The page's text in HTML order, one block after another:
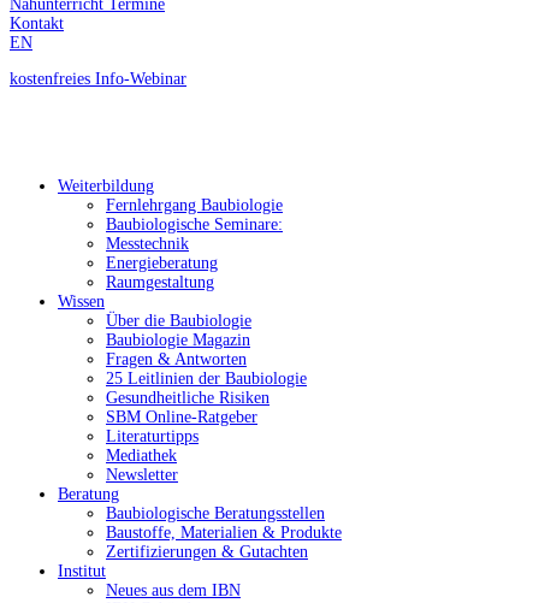
Nahunterricht Termine
Kontakt
EN
kostenfreies Info-Webinar
Weiterbildung
Fernlehrgang Baubiologie
Baubiologische Seminare:
Messtechnik
Energieberatung
Raumgestaltung
Wissen
Über die Baubiologie
Baubiologie Magazin
Fragen & Antworten
25 Leitlinien der Baubiologie
Gesundheitliche Risiken
SBM Online-Ratgeber
Literaturtipps
Mediathek
Newsletter
Beratung
Baubiologische Beratungsstellen
Baustoffe, Materialien & Produkte
Zertifizierungen & Gutachten
Institut
Neues aus dem IBN